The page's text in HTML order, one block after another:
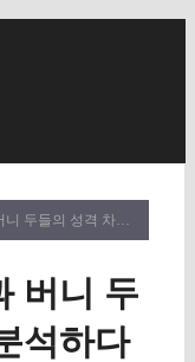
성격 차이를 분석하다
버니 두
석하다